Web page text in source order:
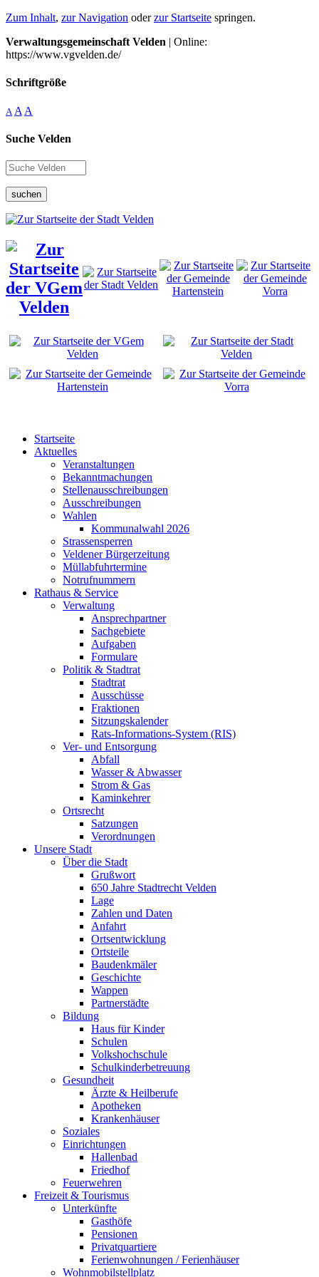
Zum Inhalt, zur Navigation oderzur Startseite springen.
Verwaltungsgemeinschaft Velden | Online:
https://www.vgvelden.de/
Schriftgröße
A A A
Suche Velden
suchen
Startseite
Aktuelles
Veranstaltungen
Bekanntmachungen
Stellenausschreibungen
Ausschreibungen
Wahlen
Kommunalwahl 2026
Strassensperren
Veldener Bürgerzeitung
Müllabfuhrtermine
Notrufnummern
Rathaus & Service
Verwaltung
Ansprechpartner
Sachgebiete
Aufgaben
Formulare
Politik & Stadtrat
Stadtrat
Ausschüsse
Fraktionen
Sitzungskalender
Rats-Informations-System (RIS)
Ver- und Entsorgung
Abfall
Wasser & Abwasser
Strom & Gas
Kaminkehrer
Ortsrecht
Satzungen
Verordnungen
Unsere Stadt
Über die Stadt
Grußwort
650 Jahre Stadtrecht Velden
Lage
Zahlen und Daten
Anfahrt
Ortsentwicklung
Ortsteile
Baudenkmäler
Geschichte
Wappen
Partnerstädte
Bildung
Haus für Kinder
Schulen
Volkshochschule
Schulkinderbetreuung
Gesundheit
Ärzte & Heilberufe
Apotheken
Krankenhäuser
Soziales
Einrichtungen
Hallenbad
Friedhof
Feuerwehren
Freizeit & Tourismus
Unterkünfte
Gasthöfe
Pensionen
Privatquartiere
Ferienwohnungen / Ferienhäuser
Wohnmobilstellplatz